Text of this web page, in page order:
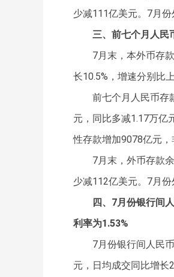
少减111亿美元。7月
三、前七个月人民
7月末，本外币存
长10.5%，增速分别比
前七个月人民币存
元，同比多减1.17万亿
性存款增加9078亿元，
7月末，外币存款
少减112亿美元。7月
四、7月份银行间
利率为1.53%
7月份银行间人民
元，日均成交同比增长